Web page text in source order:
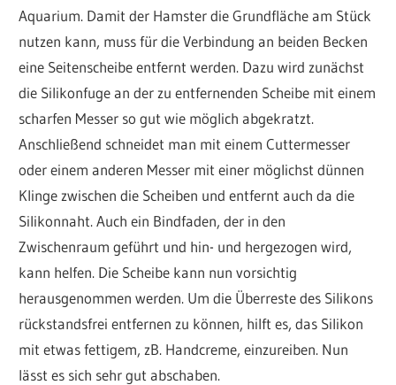
Aquarium. Damit der Hamster die Grundfläche am Stück
nutzen kann, muss für die Verbindung an beiden Becken
eine Seitenscheibe entfernt werden. Dazu wird zunächst
die Silikonfuge an der zu entfernenden Scheibe mit einem
scharfen Messer so gut wie möglich abgekratzt.
Anschließend schneidet man mit einem Cuttermesser
oder einem anderen Messer mit einer möglichst dünnen
Klinge zwischen die Scheiben und entfernt auch da die
Silikonnaht. Auch ein Bindfaden, der in den
Zwischenraum geführt und hin- und hergezogen wird,
kann helfen. Die Scheibe kann nun vorsichtig
herausgenommen werden. Um die Überreste des Silikons
rückstandsfrei entfernen zu können, hilft es, das Silikon
mit etwas fettigem, zB. Handcreme, einzureiben. Nun
lässt es sich sehr gut abschaben.